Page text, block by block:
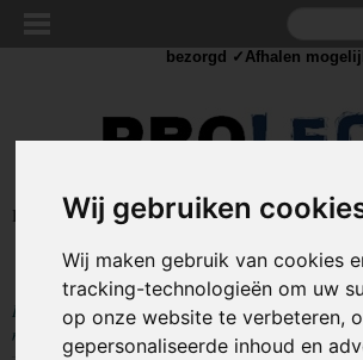
Wij gebruiken
Wij maken gebruik van cookies
tracking-technologieën om uw
op onze website te verbeteren,
gepersonaliseerde inhoud en
Inloggen Registreren
Home >IJZERWAREN>BEVESTIGING>
met schroefoog - 140 x 5mm - Gegalvaniseerd
bezorgd ✓Afhalen